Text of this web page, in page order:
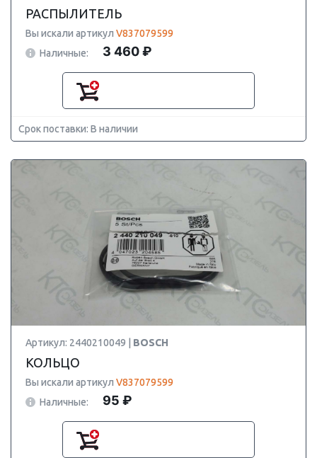
РАСПЫЛИТЕЛЬ
Вы искали артикул V837079599
Наличные:
3 460 ₽
Срок поставки: В наличии
Артикул: 2440210049 | BOSCH
КОЛЬЦО
Вы искали артикул V837079599
Наличные:
95 ₽